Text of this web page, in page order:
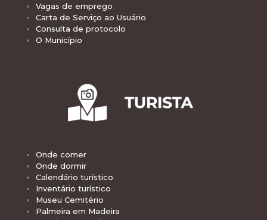
Vagas de emprego
Carta de Serviço ao Usuário
Consulta de protocolo
O Município
Onde comer
Onde dormir
Calendário turístico
Inventário turístico
Museu Cemitério
Palmeira em Madeira